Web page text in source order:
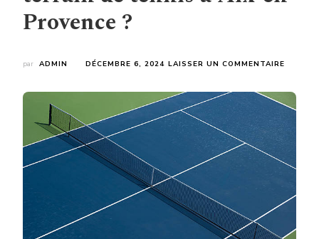
Provence ?
par ADMIN DÉCEMBRE 6, 2024 LAISSER UN COMMENTAIRE
CLUBS
EN
POUR